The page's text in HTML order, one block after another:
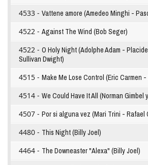
4533 - Vattene amore (Amedeo Minghi -
4522 - Against The Wind (Bob Seger)
4522 - O Holy Night (Adolphe Adam -
Sullivan Dwight)
4515 - Make Me Lose Control (Eric Carmen
4514 - We Could Have It All (Norman Gimbel
4507 - Por si alguna vez (Mari Trini - Rafael
4480 - This Night (Billy Joel)
4464 - The Downeaster "Alexa" (Billy Joel)